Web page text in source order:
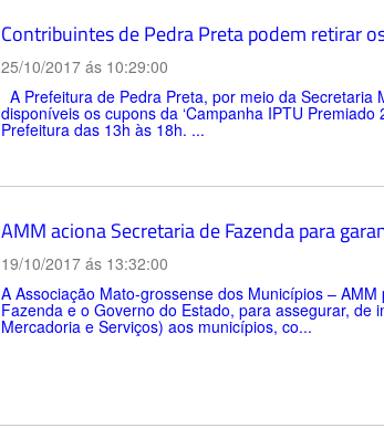
Contribuintes de Pedra Preta podem retirar
25/10/2017 ás 10:29:00
A Prefeitura de Pedra Preta, por meio da
disponíveis os cupons da ‘Campanha IPTU
Prefeitura das 13h às 18h. ...
AMM aciona Secretaria de Fazenda para
19/10/2017 ás 13:32:00
A Associação Mato-grossense dos Municípios –
Fazenda e o Governo do Estado, para assegurar,
Mercadoria e Serviços) aos municípios, co...